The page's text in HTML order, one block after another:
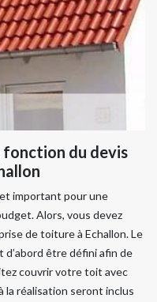
du devis
important pour une
Alors, vous devez
de toiture à Echallon. Le
être défini afin de
couvrir votre toit avec
la réalisation seront inclus